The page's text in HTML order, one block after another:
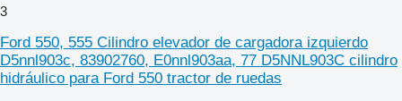
3
Ford 550, 555 Cilindro elevador de cargadora izquierdo
D5nnl903c, 83902760, E0nnl903aa, 77 D5NNL903C cilindro
hidráulico para Ford 550 tractor de ruedas